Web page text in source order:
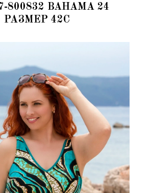
800832 BAHAMA 24
РАЗМЕР 42C